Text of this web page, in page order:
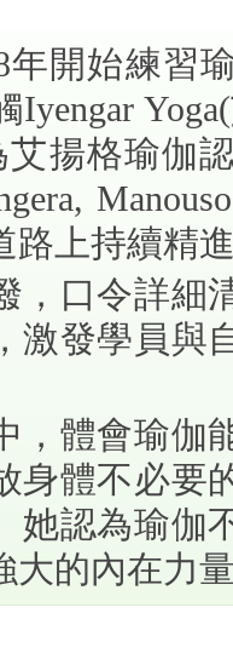
年開始練習
Iyengar
揚格瑜伽
路上持續精
，口令詳細
激發學員與
，體會瑜伽
身體不必要
她認為瑜伽
大的內在力